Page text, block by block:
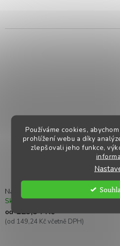
Používáme cookies,
prohlížení webu a díky
zlepšovali jeho funkce,
Napáječka pro drůbež a kuřata
Skladem Kód:S52406
od123,34 Kč
(od 149,24 Kč včetně DPH)